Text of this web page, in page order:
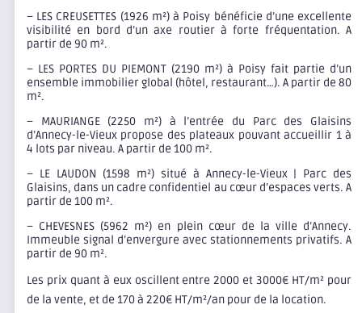
– LES CREUSETTES (1926 m²) à Poisy bénéficie d’une excellente
visibilité en bord d’un axe routier à forte fréquentation. A
partir de 90 m².
– LES PORTES DU PIEMONT (2190 m²) à Poisy fait partie d’un
ensemble immobilier global (hôtel, restaurant…). A partir de 80
m².
– MAURIANGE (2250 m²) à l’entrée du Parc des Glaisins
d’Annecy-le-Vieux propose des plateaux pouvant accueillir 1 à
4 lots par niveau. A partir de 100 m².
– LE LAUDON (1598 m²) situé à Annecy-le-Vieux | Parc des
Glaisins, dans un cadre confidentiel au cœur d’espaces verts. A
partir de 100 m².
– CHEVESNES (5962 m²) en plein cœur de la ville d’Annecy.
Immeuble signal d’envergure avec stationnements privatifs. A
partir de 90 m².
Les prix quant à eux oscillent entre 2000 et 3000€ HT/m² pour
de la vente, et de 170 à 220€ HT/m²/an pour de la location.